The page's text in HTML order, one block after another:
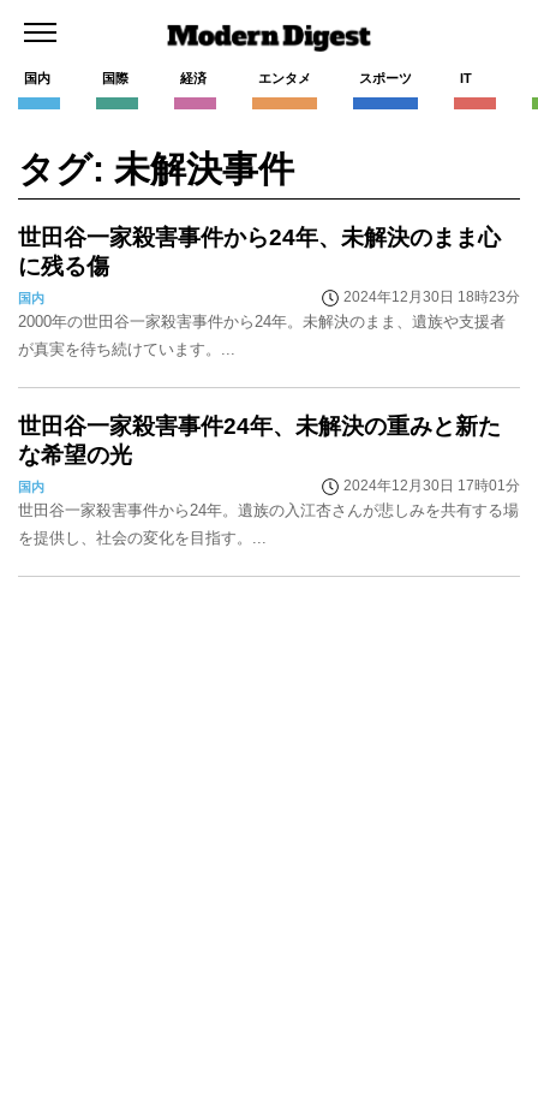
国内 国際 経済 エンタメ スポーツ IT
タグ: 未解決事件
世田谷一家殺害事件から24年、未解決のまま心
に残る傷
国内 2024年12月30日 18時23分
2000年の世田谷一家殺害事件から24年。未解決のまま、遺族や支援者
が真実を待ち続けています。...
世田谷一家殺害事件24年、未解決の重みと新た
な希望の光
国内 2024年12月30日 17時01分
世田谷一家殺害事件から24年。遺族の入江杏さんが悲しみを共有する場
を提供し、社会の変化を目指す。...